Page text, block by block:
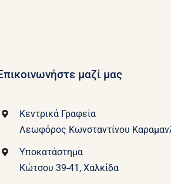
μαζί μας
Κεντρικά Γραφεία
Λεωφόρος Κωνσταντίνου
Υποκατάστημα
Κώτσου 39-41, Χαλκίδα